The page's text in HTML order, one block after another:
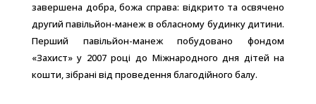
завершена добра, божа справа: відкрито та освячено
другий павільйон-манеж в обласному будинку дитини.
Перший павільйон-манеж побудовано фондом
«Захист» у 2007 році до Міжнародного дня дітей на
кошти, зібрані від проведення благодійного балу.